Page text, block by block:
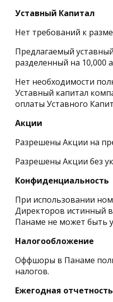
Уставный Капитал
Нет требований к
Предлагаемый
разделенный на 10,000
Нет необходимости
Уставный капитал
оплаты Уставного
Акции
Разрешены Акции на
Разрешены Акции без
Конфиденциальность
При использовании
Директоров истинный
Панаме не может быть
Налогообложение
Оффшоры в Панаме
налогов.
Ежегодная отчетность